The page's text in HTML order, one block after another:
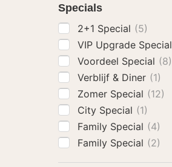
Specials
2+1 Special (5)
VIP Upgrade Special
Voordeel Special (8)
Verblijf & Diner (1)
Zomer Special (12)
City Special (1)
Family Special (4)
Family Special (2)